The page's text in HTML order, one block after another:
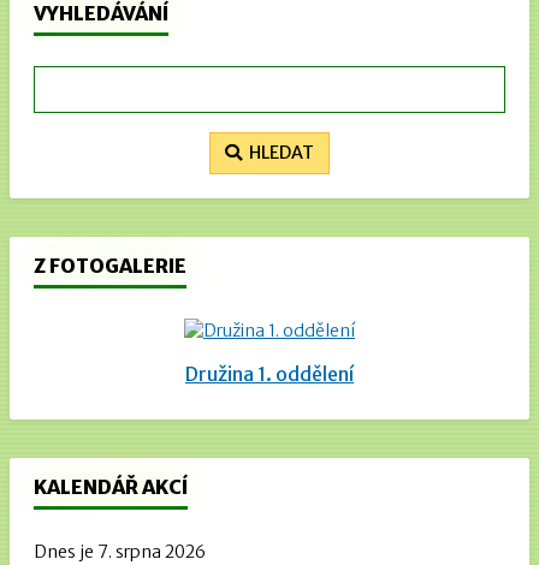
VYHLEDÁVÁNÍ
HLEDAT
Z FOTOGALERIE
Družina 1. oddělení
KALENDÁŘ AKCÍ
Dnes je 7. srpna 2026